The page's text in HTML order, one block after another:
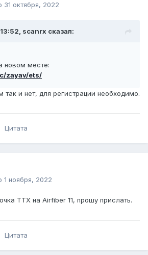
31 октября, 2022
scanrx сказал:
новом месте:
zayav/ets/
так и нет, для регистрации необходимо.
Цитата
1 ноября, 2022
ТТХ на Airfiber 11, прошу прислать.
Цитата